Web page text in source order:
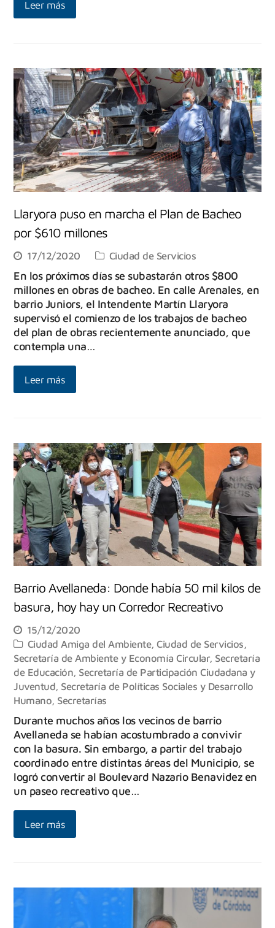
Leer más
Llaryora puso en marcha el Plan de Bacheo
por $610 millones
17/12/2020 Ciudad de Servicios
En los próximos días se subastarán otros $800
millones en obras de bacheo. En calle Arenales, en
barrio Juniors, el Intendente Martín Llaryora
supervisó el comienzo de los trabajos de bacheo
del plan de obras recientemente anunciado, que
contempla una…
Leer más
Barrio Avellaneda: Donde había 50 mil kilos de
basura, hoy hay un Corredor Recreativo
15/12/2020
Ciudad Amiga del Ambiente,Ciudad de Servicios,
Secretaría de Ambiente y Economía Circular, Secretaría
de Educación, Secretaría de Participación Ciudadana y
Juventud, Secretaría de Políticas Sociales y Desarrollo
Humano, Secretarías
Durante muchos años los vecinos de barrio
Avellaneda se habían acostumbrado a convivir
con la basura. Sin embargo, a partir del trabajo
coordinado entre distintas áreas del Municipio, se
logró convertir al Boulevard Nazario Benavidez en
un paseo recreativo que…
Leer más